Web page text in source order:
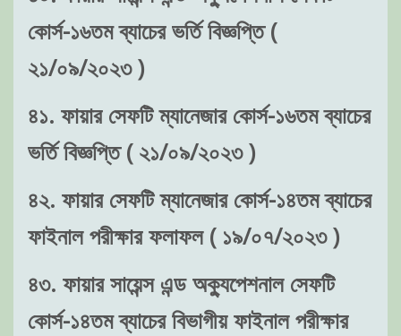
কোর্স-১৬তম ব্যাচের ভর্তি বিজ্ঞপ্তি (
২১/০৯/২০২৩ )
৪১. ফায়ার সেফটি ম্যানেজার কোর্স-১৬তম ব্যাচের
ভর্তি বিজ্ঞপ্তি ( ২১/০৯/২০২৩ )
৪২. ফায়ার সেফটি ম্যানেজার কোর্স-১৪তম ব্যাচের
ফাইনাল পরীক্ষার ফলাফল ( ১৯/০৭/২০২৩ )
৪৩. ফায়ার সায়েন্স এন্ড অক্যুপেশনাল সেফটি
কোর্স-১৪তম ব্যাচের বিভাগীয় ফাইনাল পরীক্ষার